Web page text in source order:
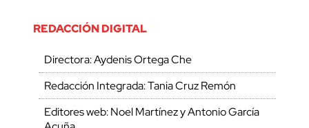
REDACCIÓN DIGITAL
Directora: Aydenis Ortega Che
Redacción Integrada: Tania Cruz Remón
Editores web: Noel Martínez y Antonio García